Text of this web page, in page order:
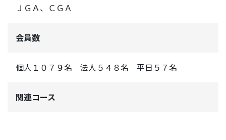
ＪＧＡ、ＣＧＡ
会員数
個人１０７９名 法人５４８名 平日５７名
関連コース